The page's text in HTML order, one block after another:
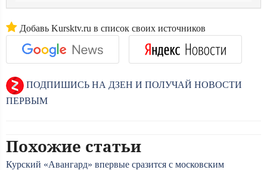
Добавь Kursktv.ru в список своих источников
ПОДПИШИСЬ НА ДЗЕН И ПОЛУЧАЙ НОВОСТИ
ПЕРВЫМ
Похожие статьи
Курский «Авангард» впервые сразится с московским